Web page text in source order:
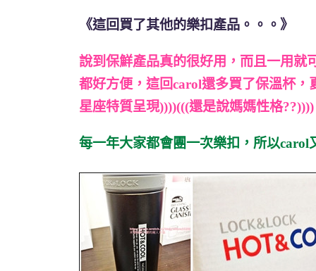
《這回買了其他的樂扣產品。。。》
說到保鮮產品真的很好用，而且一用就
都好方便，這回carol還多買了保溫杯
星座特質呈現))))(((還是說媽媽性格??))))
每一年大家都會團一次樂扣，所以carol